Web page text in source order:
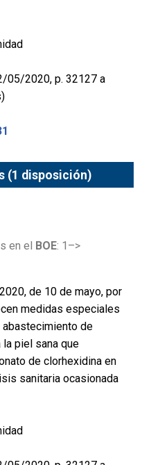
05/2020, p. 32127 a
(1 disposición)
en el BOE: 1–>
de 10 de mayo, por
medidas especiales
abastecimiento de
piel sana que
de clorhexidina en
sanitaria ocasionada